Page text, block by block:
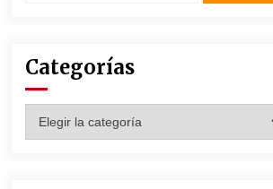
liquidación al no tener que pagar
13 de mayo de 2022
Muere el cardenal Carlos Amigo
Categorías